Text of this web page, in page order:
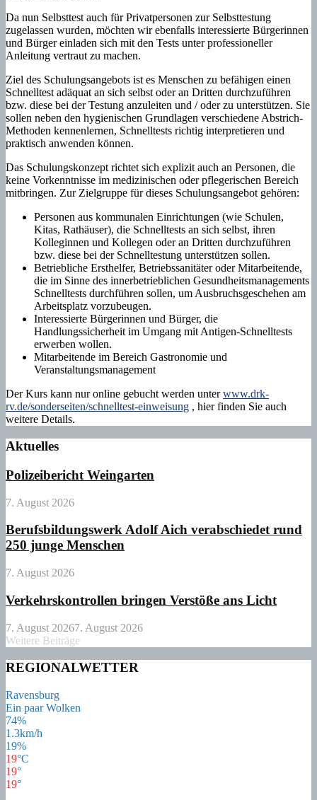
Da nun Selbsttest auch für Privatpersonen zur Selbsttestung
zugelassen wurden, möchten wir ebenfalls interessierte Bürgerinnen
und Bürger einladen sich mit den Tests unter professioneller
Anleitung vertraut zu machen.
Ziel des Schulungsangebots ist es Menschen zu befähigen einen
Schnelltest adäquat an sich selbst oder an Dritten durchzuführen
bzw. diese bei der Testung anzuleiten und / oder zu unterstützen. Sie
sollen neben den hygienischen Grundlagen verschiedene Abstrich-
Methoden kennenlernen, Schnelltests richtig interpretieren und
praktisch anwenden können.
Das Schulungskonzept richtet sich explizit auch an Personen, die
keine Vorkenntnisse im medizinischen oder pflegerischen Bereich
mitbringen. Zur Zielgruppe für dieses Schulungsangebot gehören:
Personen aus kommunalen Einrichtungen (wie Schulen,
Kitas, Rathäuser), die Schnelltests an sich selbst, ihren
Kolleginnen und Kollegen oder an Dritten durchzuführen
bzw. diese bei der Schnelltestung unterstützen sollen.
Betriebliche Ersthelfer, Betriebssanitäter oder Mitarbeitende,
die im Sinne des innerbetrieblichen Gesundheitsmanagements
Schnelltests durchführen sollen, um Ausbruchsgeschehen am
Arbeitsplatz vorzubeugen.
Interessierte Bürgerinnen und Bürger, die
Handlungssicherheit im Umgang mit Antigen-Schnelltests
erwerben wollen.
Mitarbeitende im Bereich Gastronomie und
Veranstaltungsmanagement
Der Kurs kann nur online gebucht werden unterwww.drk-
rv.de/sonderseiten/schnelltest-einweisung , hier finden Sie auch
weitere Details.
Aktuelles
Polizeibericht Weingarten
7. August 2026
Berufsbildungswerk Adolf Aich verabschiedet rund
250 junge Menschen
7. August 2026
Verkehrskontrollen bringen Verstöße ans Licht
7. August 20267. August 2026
Weitere Beiträge
REGIONALWETTER
Ravensburg
Ein paar Wolken
74%
1.3km/h
19%
19°C
19°
19°